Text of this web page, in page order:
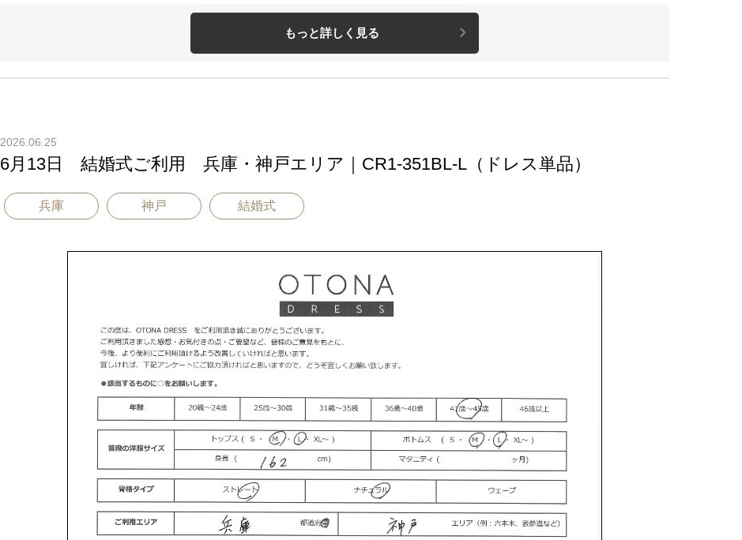
もっと詳しく見る
2026.06.25
6月13日 結婚式ご利用 兵庫・神戸エリア｜CR1-351BL-L（ドレス単品）
兵庫 神戸 結婚式